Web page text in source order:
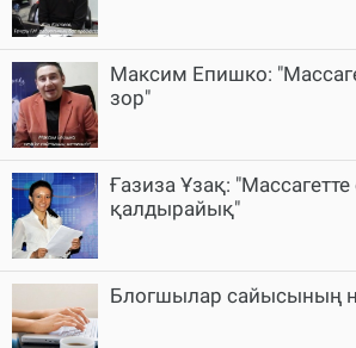
Максим Епишко:
зор"
Ғазиза Ұзақ:
қалдырайық"
Блогшылар сайысының